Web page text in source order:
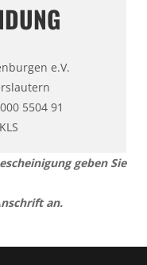
e.V.
5504 91
geben Sie
an.